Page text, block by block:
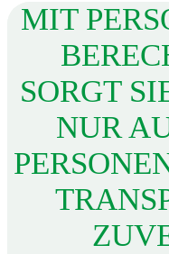
MIT
SORGT
NUR